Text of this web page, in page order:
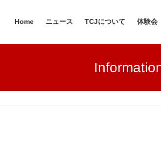
Home ニュース TCJについて 体験会